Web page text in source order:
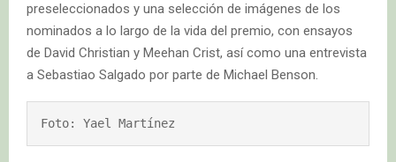
preseleccionados y una selección de imágenes de los
nominados a lo largo de la vida del premio, con ensayos
de David Christian y Meehan Crist, así como una entrevista
a Sebastiao Salgado por parte de Michael Benson.
Foto: Yael Martínez